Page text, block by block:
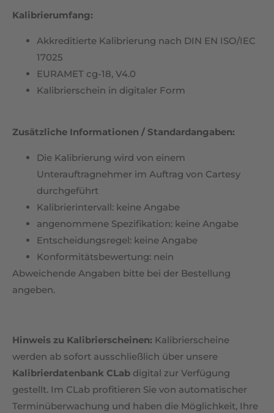
Kalibrierumfang:
Akkreditierte Kalibrierung nach DIN EN ISO/IEC
17025
EURAMET cg-18, V4.0
Kalibrierschein in digitaler Form
Zusätzliche Informationen / Standardangaben:
Die Kalibrierung wird von einem
Unterauftragnehmer im Auftrag von Cartesy
durchgeführt
Kalibrierintervall: keine Angabe
angenommene Spezifikation: keine Angabe
Entscheidungsregel: keine Angabe
Konformitätsbewertung: nein
Abweichende Angaben bitte bei der Bestellung
angeben.
Hinweis zu Kalibrierscheinen: Kalibrierscheine
werden ab sofort ausschließlich über unsere
Kalibrierdatenbank CLab digital zur Verfügung
gestellt. Im CLab profitieren Sie von automatischer
Terminüberwachung und haben die Möglichkeit, Ihre